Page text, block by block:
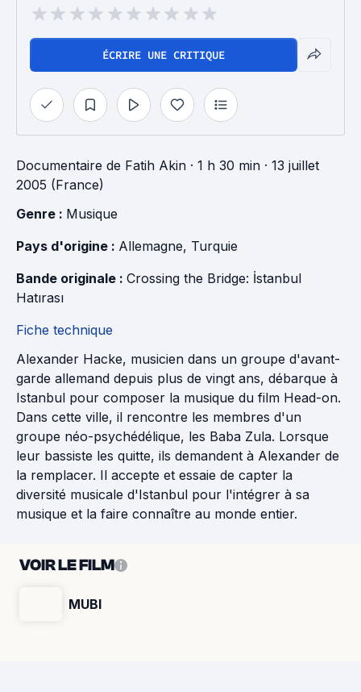
ÉCRIRE UNE CRITIQUE
Documentaire de Fatih Akin · 1 h 30 min · 13 juillet
2005 (France)
Genre : Musique
Pays d'origine : Allemagne, Turquie
Bande originale : Crossing the Bridge: İstanbul
Hatırası
Fiche technique
Alexander Hacke, musicien dans un groupe d'avant-
garde allemand depuis plus de vingt ans, débarque à
Istanbul pour composer la musique du film Head-on.
Dans cette ville, il rencontre les membres d'un
groupe néo-psychédélique, les Baba Zula. Lorsque
leur bassiste les quitte, ils demandent à Alexander de
la remplacer. Il accepte et essaie de capter la
diversité musicale d'Istanbul pour l'intégrer à sa
musique et la faire connaître au monde entier.
VOIR LE FILM
MUBI